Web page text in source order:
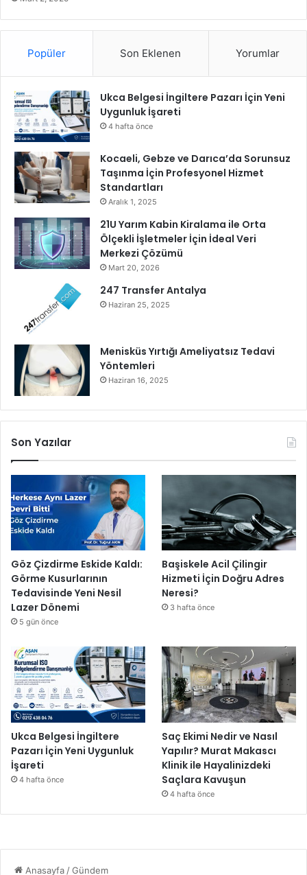
y
K
a
n
Popüler Son Eklenen Yorumlar
Ukca Belgesi İngiltere Pazarı İçin Yeni
Uygunluk İşareti
4 hafta önce
Kocaeli, Gebze ve Darıca’da Sorunsuz
Taşınma İçin Profesyonel Hizmet
Standartları
Aralık 1, 2025
21U Yarım Kabin Kiralama ile Orta
Ölçekli İşletmeler İçin İdeal Veri
Merkezi Çözümü
Mart 20, 2026
247 Transfer Antalya
Haziran 25, 2025
Menisküs Yırtığı Ameliyatsız Tedavi
Yöntemleri
Haziran 16, 2025
Son Yazılar
Göz Çizdirme Eskide Kaldı:
Görme Kusurlarının
Tedavisinde Yeni Nesil
Lazer Dönemi
5 gün önce
Başiskele Acil Çilingir
Hizmeti İçin Doğru Adres
Neresi?
3 hafta önce
Ukca Belgesi İngiltere
Pazarı İçin Yeni Uygunluk
İşareti
4 hafta önce
Saç Ekimi Nedir ve Nasıl
Yapılır? Murat Makascı
Klinik ile Hayalinizdeki
Saçlara Kavuşun
4 hafta önce